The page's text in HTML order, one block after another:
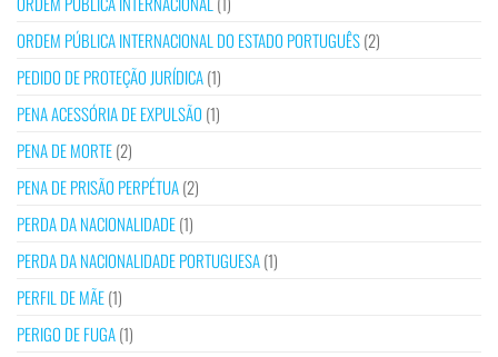
ORDEM PÚBLICA INTERNACIONAL DO ESTADO PORTUGUÊS(2)
PEDIDO DE PROTEÇÃO JURÍDICA(1)
PENA ACESSÓRIA DE EXPULSÃO (1)
PENA DE MORTE(2)
PENA DE PRISÃO PERPÉTUA(2)
PERDA DA NACIONALIDADE(1)
PERDA DA NACIONALIDADE PORTUGUESA(1)
PERFIL DE MÃE(1)
PERIGO DE FUGA(1)